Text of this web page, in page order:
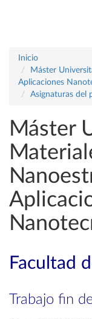
Inicio
Máster
Aplicaciones
Asignaturas del
Máster
Facultad
Trabajo fin